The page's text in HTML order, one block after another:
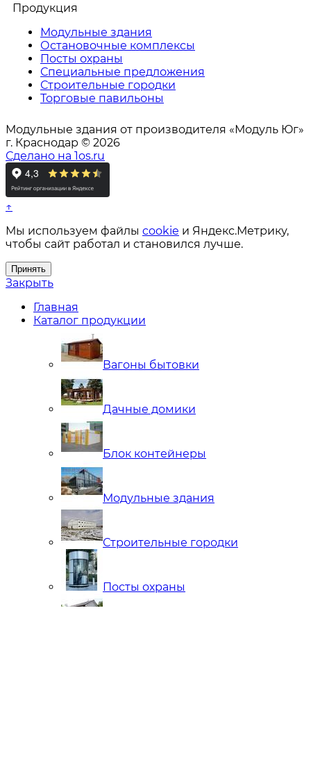
Продукция
Модульные здания
Остановочные комплексы
Посты охраны
Специальные предложения
Строительные городки
Торговые павильоны
Модульные здания от производителя «Модуль Юг»
г. Краснодар © 2026
Сделано на 1os.ru
↑
Мы используем файлы cookie и Яндекс.Метрику,
чтобы сайт работал и становился лучше.
Принять
Закрыть
Главная
Каталог продукции
Вагоны бытовки
Дачные домики
Блок контейнеры
Модульные здания
Строительные городки
Посты охраны